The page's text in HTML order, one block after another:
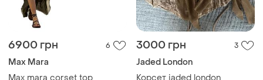
6900 грн 6
Max Mara
Max mara corset top
3000 грн 3
Jaded London
Корсет jaded london